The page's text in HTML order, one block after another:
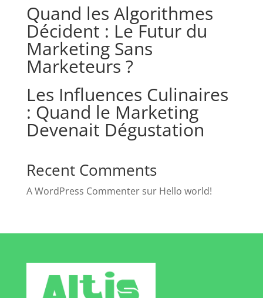
Quand les Algorithmes
Décident : Le Futur du
Marketing Sans
Marketeurs ?
Les Influences Culinaires
: Quand le Marketing
Devenait Dégustation
Recent Comments
A WordPress Commentersur Hello world!